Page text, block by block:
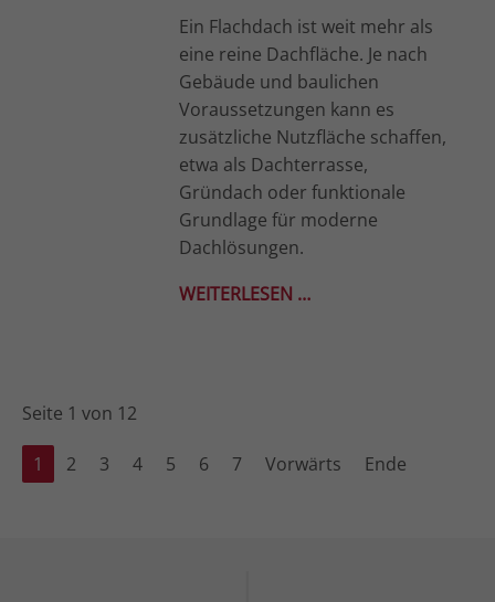
Ein Flachdach ist weit mehr als
eine reine Dachfläche. Je nach
Gebäude und baulichen
Voraussetzungen kann es
zusätzliche Nutzfläche schaffen,
etwa als Dachterrasse,
Gründach oder funktionale
Grundlage für moderne
Dachlösungen.
WEITERLESEN …
Seite 1 von 12
1 2 3 4 5 6 7 Vorwärts Ende